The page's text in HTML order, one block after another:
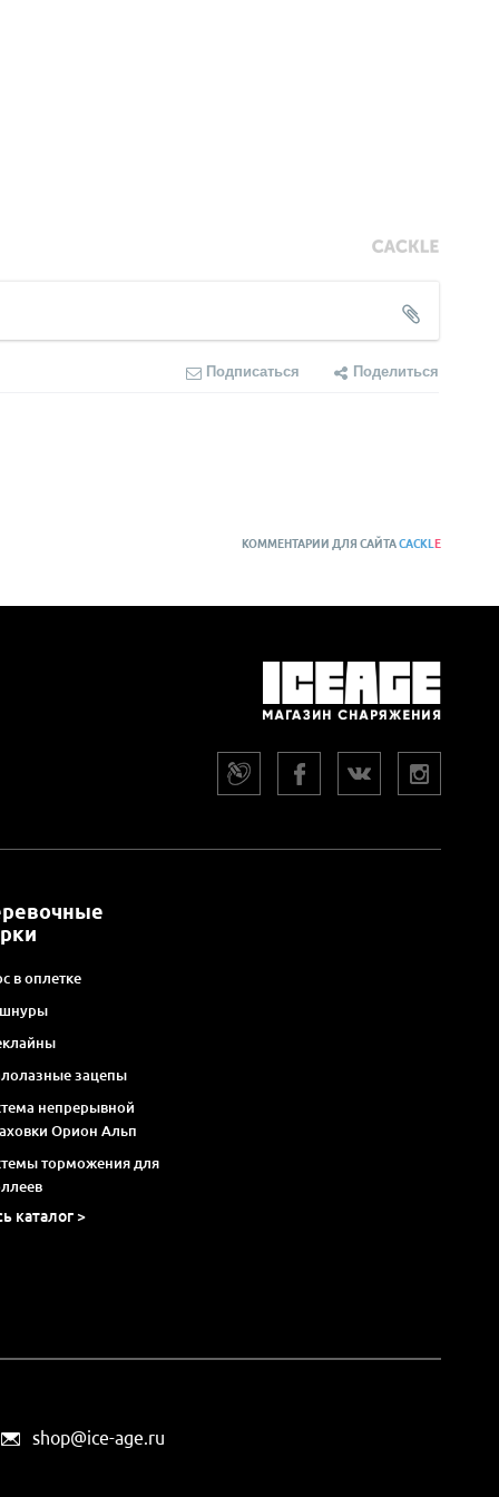
Подписаться Поделиться
КОММЕНТАРИИ ДЛЯ САЙТАCACKL E
в оплетке
зацепы
непрерывной
Орион Альп
торможения для
каталог >
shop@ice-age.ru